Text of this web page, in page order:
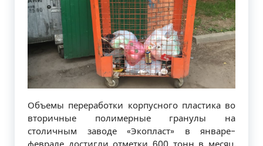
Объемы переработки корпусного пластика во
вторичные полимерные гранулы на
столичным заводе «Экопласт» в январе-